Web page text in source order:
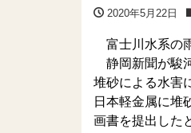
2020年5月22日
富士川水系の
静岡新聞が駿
堆砂による水害
日本軽金属に堆
画書を提出した